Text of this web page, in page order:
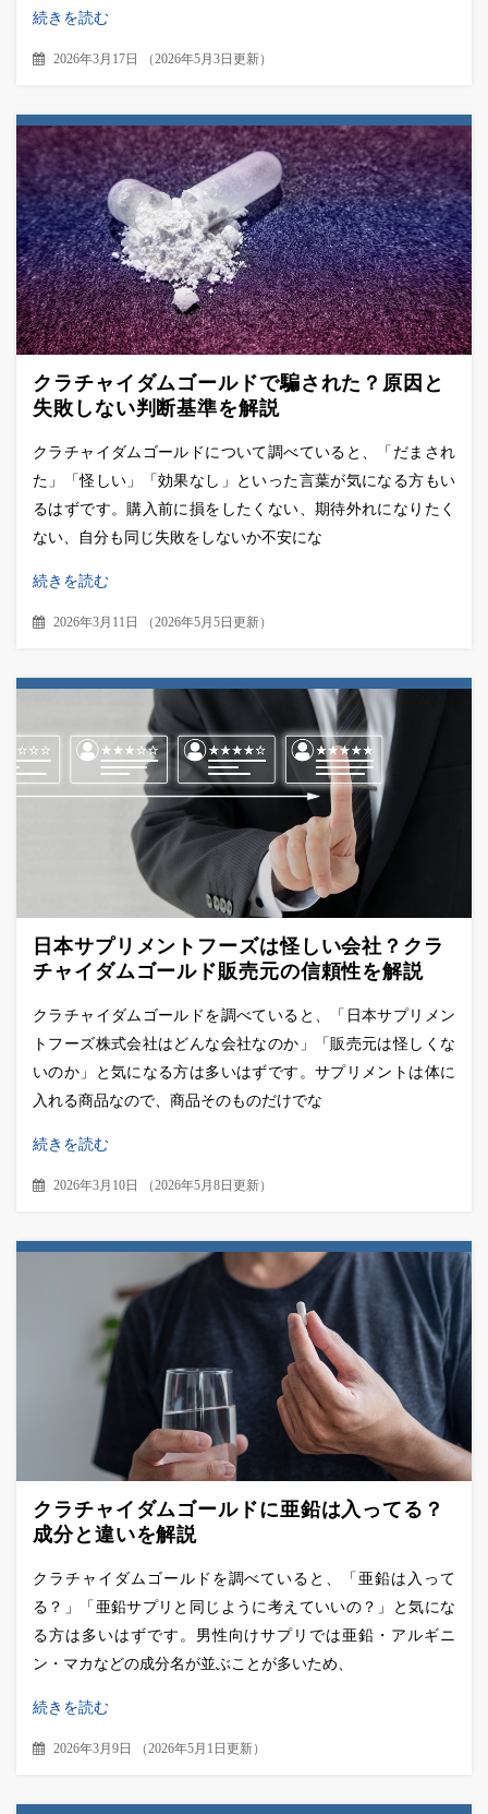
続きを読む
2026年3月17日 （2026年5月3日更新）
クラチャイダムゴールドで騙された？原因と
失敗しない判断基準を解説
クラチャイダムゴールドについて調べていると、「だまされ
た」「怪しい」「効果なし」といった言葉が気になる方もい
るはずです。購入前に損をしたくない、期待外れになりたく
ない、自分も同じ失敗をしないか不安にな
続きを読む
2026年3月11日 （2026年5月5日更新）
日本サプリメントフーズは怪しい会社？クラ
チャイダムゴールド販売元の信頼性を解説
クラチャイダムゴールドを調べていると、「日本サプリメン
トフーズ株式会社はどんな会社なのか」「販売元は怪しくな
いのか」と気になる方は多いはずです。サプリメントは体に
入れる商品なので、商品そのものだけでな
続きを読む
2026年3月10日 （2026年5月8日更新）
クラチャイダムゴールドに亜鉛は入ってる？
成分と違いを解説
クラチャイダムゴールドを調べていると、「亜鉛は入って
る？」「亜鉛サプリと同じように考えていいの？」と気にな
る方は多いはずです。男性向けサプリでは亜鉛・アルギニ
ン・マカなどの成分名が並ぶことが多いため、
続きを読む
2026年3月9日 （2026年5月1日更新）